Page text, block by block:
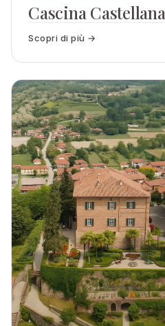
Cascina Castellana
Scopri di più →